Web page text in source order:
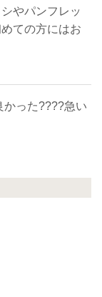
やパンフレッ
ての方にはお
かった????急い